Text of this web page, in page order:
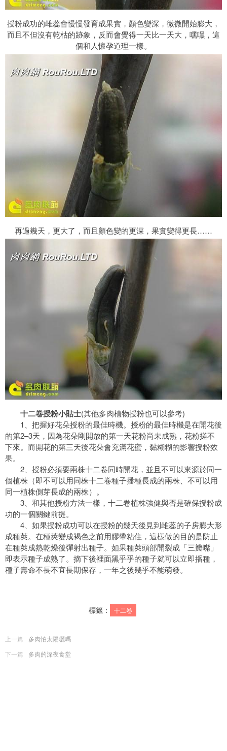
授粉成功的雌蕊會慢慢發育成果實，顏色變深，微微開始膨大，
而且不但沒有乾枯的跡象，反而會覺得一天比一天大，嘿嘿，這
個和人懷孕道理一樣。
再過幾天，更大了，而且顏色變的更深，果實變得更長……
十二卷授粉小貼士(其他多肉植物授粉也可以參考)
1、把握好花朵授粉的最佳時機。授粉的最佳時機是在開花後
的第2–3天，因為花朵剛開放的第一天花粉尚未成熟，花粉搓不
下來。而開花的第三天後花朵會充滿花蜜，黏糊糊的影響授粉效
果。
2、授粉必須要兩株十二卷同時開花，並且不可以來源於同一
個植株（即不可以用同株十二卷種子播種長成的兩株、不可以用
同一植株側芽長成的兩株）。
3、和其他授粉方法一樣，十二卷植株強健與否是確保授粉成
功的一個關鍵前提。
4、如果授粉成功可以在授粉的幾天後見到雌蕊的子房膨大形
成種莢。在種莢變成褐色之前用膠帶粘住，這樣做的目的是防止
在種莢成熟乾燥後彈射出種子。如果種莢頭部開裂成「三瓣嘴」
即表示種子成熟了。摘下後裡面黑乎乎的種子就可以立即播種，
種子壽命不長不宜長期保存，一年之後幾乎不能萌發。
標籤： 十二卷
上一篇
多肉怕太陽曬嗎
下一篇
多肉的深夜食堂